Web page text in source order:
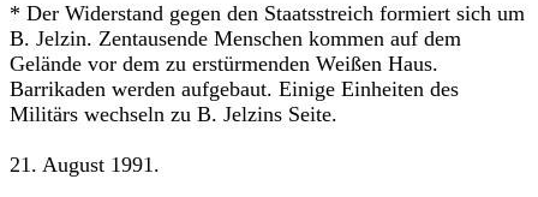
* Der Widerstand gegen den Staatsstreich formiert sich um
B. Jelzin. Zentausende Menschen kommen auf dem
Gelände vor dem zu erstürmenden Weißen Haus.
Barrikaden werden aufgebaut. Einige Einheiten des
Militärs wechseln zu B. Jelzins Seite.
21. August 1991.